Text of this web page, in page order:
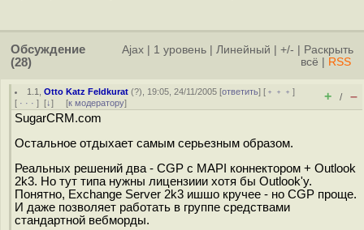
Обсуждение
(28)
Ajax 1 уровень Линейный +/-
Раскрыть
всё
RSS
1.1 ,Otto Katz Feldkurat (?), 19:05, 24/11/2005 [ответить] [ ﹢﹢﹢]
[ · · · ] [↓] [к модератору] + / –
SugarCRM.com
Остальное отдыхает самым серьезным образом.
Реальных решений два - CGP с MAPI коннектором + Outlook
2k3. Но тут типа нужны лицензиии хотя бы Outlook'у.
Понятно, Exchange Server 2k3 ишшо кручее - но CGP проще.
И даже позволяет работать в группе средствами
стандартной вебморды.